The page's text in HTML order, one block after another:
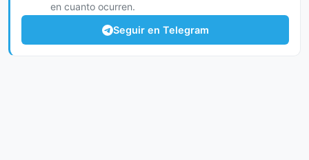
en cuanto ocurren.
Seguir en Telegram